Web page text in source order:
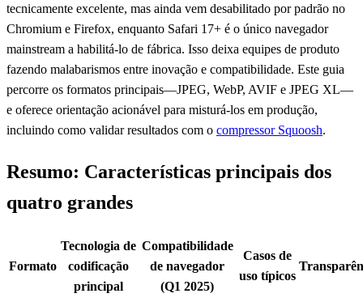
tecnicamente excelente, mas ainda vem desabilitado por padrão no
Chromium e Firefox, enquanto Safari 17+ é o único navegador
mainstream a habilitá-lo de fábrica. Isso deixa equipes de produto
fazendo malabarismos entre inovação e compatibilidade. Este guia
percorre os formatos principais—JPEG, WebP, AVIF e JPEG XL—
e oferece orientação acionável para misturá-los em produção,
incluindo como validar resultados com o compressor Squoosh.
Resumo: Características principais dos
quatro grandes
Formato
Tecnologia de
codificação
principal
Compatibilidade
de navegador
(Q1 2025)
Casos de
uso típicos